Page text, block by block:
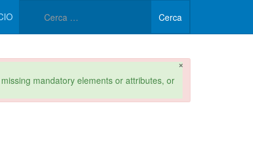
Cerca
×
mandatory elements or attributes, or